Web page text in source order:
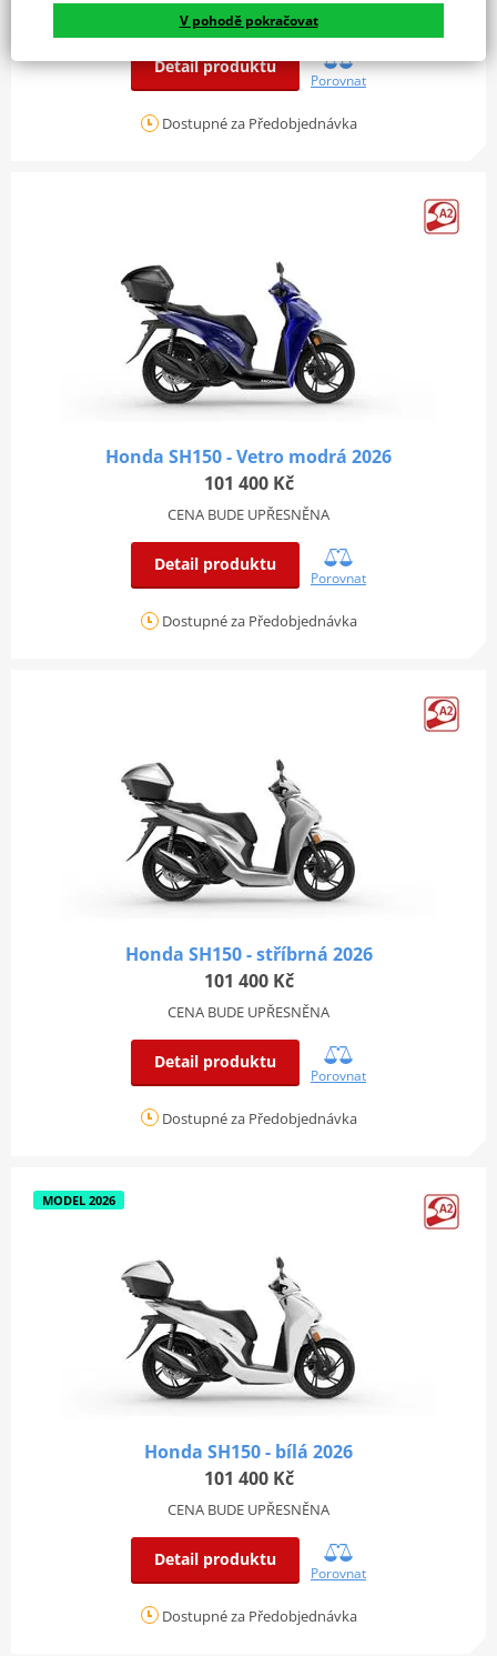
CENA BUDE UPŘESNĚNA
Detail produktu
Porovnat
Dostupné za Předobjednávka
Honda SH150 - Vetro modrá 2026
101 400 Kč
CENA BUDE UPŘESNĚNA
Detail produktu
Porovnat
Dostupné za Předobjednávka
Honda SH150 - stříbrná 2026
101 400 Kč
CENA BUDE UPŘESNĚNA
Detail produktu
Porovnat
Dostupné za Předobjednávka
MODEL 2026
Honda SH150 - bílá 2026
101 400 Kč
CENA BUDE UPŘESNĚNA
Detail produktu
Porovnat
Dostupné za Předobjednávka
V pohodě pokračovat